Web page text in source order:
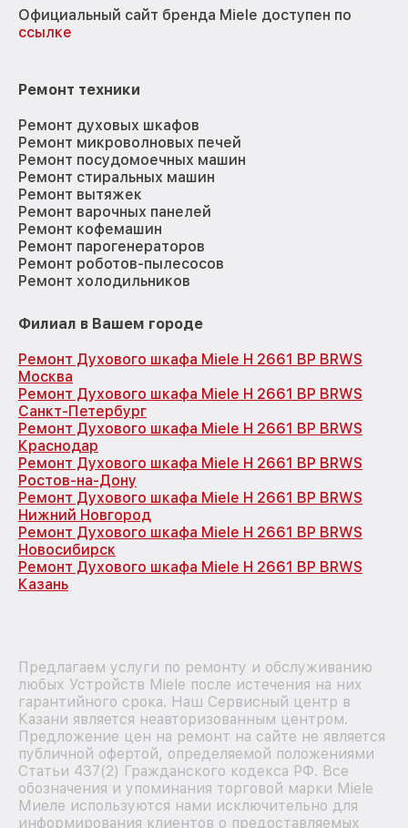
Официальный сайт бренда Miele доступен по
ссылке
Ремонт техники
Ремонт духовых шкафов
Ремонт микроволновых печей
Ремонт посудомоечных машин
Ремонт стиральных машин
Ремонт вытяжек
Ремонт варочных панелей
Ремонт кофемашин
Ремонт парогенераторов
Ремонт роботов-пылесосов
Ремонт холодильников
Филиал в Вашем городе
Ремонт Духового шкафа Miele H 2661 BP BRWS
Москва
Ремонт Духового шкафа Miele H 2661 BP BRWS
Санкт-Петербург
Ремонт Духового шкафа Miele H 2661 BP BRWS
Краснодар
Ремонт Духового шкафа Miele H 2661 BP BRWS
Ростов-на-Дону
Ремонт Духового шкафа Miele H 2661 BP BRWS
Нижний Новгород
Ремонт Духового шкафа Miele H 2661 BP BRWS
Новосибирск
Ремонт Духового шкафа Miele H 2661 BP BRWS
Казань
Предлагаем услуги по ремонту и обслуживанию
любых Устройств Miele после истечения на них
гарантийного срока. Наш Сервисный центр в
Казани является неавторизованным центром.
Предложение цен на ремонт на сайте не является
публичной офертой, определяемой положениями
Статьи 437(2) Гражданского кодекса РФ. Все
обозначения и упоминания торговой марки Miele
Миеле используются нами исключительно для
информирования клиентов о предоставляемых